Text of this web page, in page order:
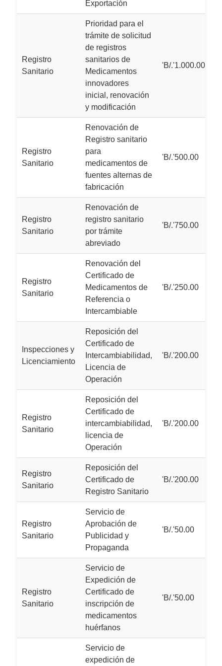
Exportación
Registro
Sanitario
Prioridad para el
trámite de solicitud
de registros
sanitarios de
Medicamentos
innovadores
inicial, renovación
y modificación
'B/.'1.000.00
Registro
Sanitario
Renovación de
Registro sanitario
para
medicamentos de
fuentes alternas de
fabricación
'B/.'500.00
Registro
Sanitario
Renovación de
registro sanitario
por trámite
abreviado
'B/.'750.00
Registro
Sanitario
Renovación del
Certificado de
Medicamentos de
Referencia o
Intercambiable
'B/.'250.00
Inspecciones y
Licenciamiento
Reposición del
Certificado de
Intercambiabilidad,
Licencia de
Operación
'B/.'200.00
Registro
Sanitario
Reposición del
Certificado de
intercambiabilidad,
licencia de
Operación
'B/.'200.00
Registro
Sanitario
Reposición del
Certificado de
Registro Sanitario
'B/.'200.00
Registro
Sanitario
Servicio de
Aprobación de
Publicidad y
Propaganda
'B/.'50.00
Registro
Sanitario
Servicio de
Expedición de
Certificado de
inscripción de
medicamentos
huérfanos
'B/.'50.00
Servicio de
expedición de